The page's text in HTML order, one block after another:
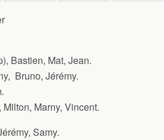
Bastien, Mat, Jean.
Bruno, Jérémy.
Milton, Marny, Vincent.
Samy.